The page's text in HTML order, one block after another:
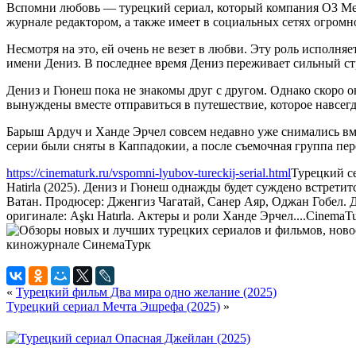
Вспомни любовь — турецкий сериал, который компания O3
журнале редактором, а также имеет в социальных сетях
Несмотря на это, ей очень не везет в любви. Эту роль
имени Дениз. В последнее время Дениз переживает сильный
Дениз и Гюнеш пока не знакомы друг с другом. Однако скоро
вынуждены вместе отправиться в путешествие, которое
Барыш Ардуч и Ханде Эрчел совсем недавно уже снимались
серии были сняты в Каппадокии, а после съемочная группа
https://cinematurk.ru/vspomni-lyubov-tureckij-serial.htmlТурецкий
Hatirla (2025). Дениз и Гюнеш однажды будет суждено
Ватан. Продюсер: Дженгиз Чагатай, Санер Аяр, Оджан Гобел.
оригинале: Aşkı Hatırla. Актеры и роли Ханде Эрчел....
« Турецкий фильм Два мира одно желание (2025)
Турецкий сериал Мечта Эшрефа (2025) »